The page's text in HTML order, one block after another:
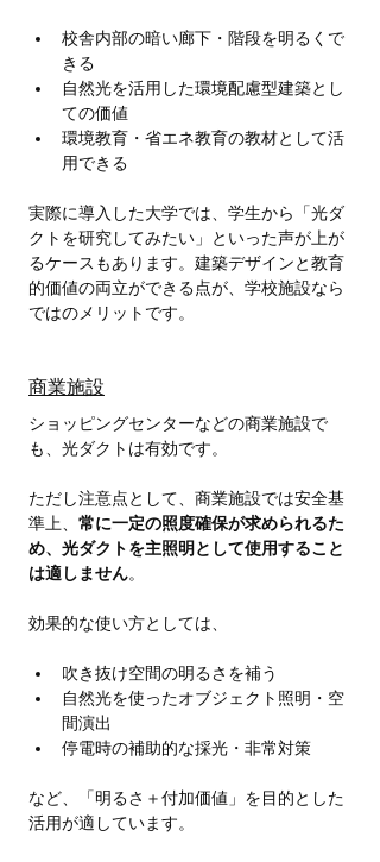
校舎内部の暗い廊下・階段を明るくで
きる
自然光を活用した環境配慮型建築とし
ての価値
環境教育・省エネ教育の教材として活
用できる
実際に導入した大学では、学生から「光ダ
クトを研究してみたい」といった声が上が
るケースもあります。建築デザインと教育
的価値の両立ができる点が、学校施設なら
ではのメリットです。
商業施設
ショッピングセンターなどの商業施設で
も、光ダクトは有効です。
ただし注意点として、商業施設では安全基
準上、 常に一定の照度確保が求められるた
め、光ダクトを主照明として使用すること
は適しません。
効果的な使い方としては、
吹き抜け空間の明るさを補う
自然光を使ったオブジェクト照明・空
間演出
停電時の補助的な採光・非常対策
など、「明るさ＋付加価値」を目的とした
活用が適しています。